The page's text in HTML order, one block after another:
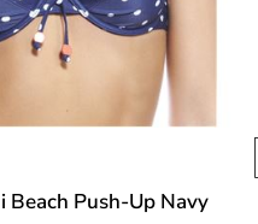
Beach Push-Up Navy